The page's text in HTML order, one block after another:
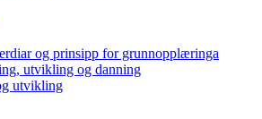
og prinsipp for grunnopplæringa
utvikling og danning
utvikling